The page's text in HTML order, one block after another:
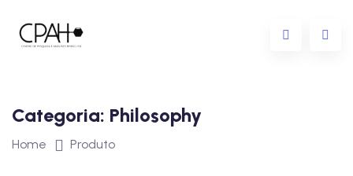
Categoria: Philosophy
Home Produto